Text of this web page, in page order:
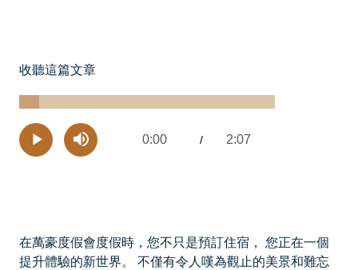
收聽這篇文章
Play Mute Current
0:00 /
7.70%
Remaining
2:07
在萬豪度假會度假時，您不只是預訂住宿， 您正在一個
提升體驗的新世界。 不僅有令人嘆為觀止的美景和難忘